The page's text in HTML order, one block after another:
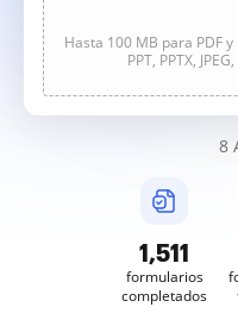
Hasta 100 MB para PDF y
PPT, PPTX,
8
1,511
formularios
completados